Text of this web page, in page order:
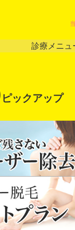
診療メニュ
ピックアップ